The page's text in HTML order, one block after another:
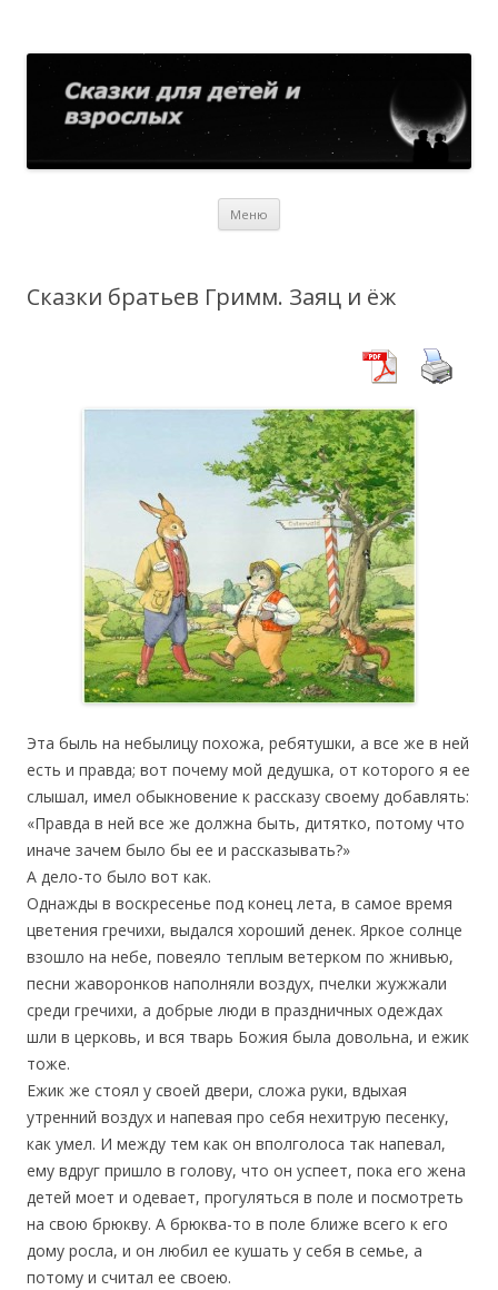
Меню
Сказки братьев Гримм. Заяц и ёж
Эта быль на небылицу похожа, ребятушки, а все же в ней
есть и правда; вот почему мой дедушка, от которого я ее
слышал, имел обыкновение к рассказу своему добавлять:
«Правда в ней все же должна быть, дитятко, потому что
иначе зачем было бы ее и рассказывать?»
А дело-то было вот как.
Однажды в воскресенье под конец лета, в самое время
цветения гречихи, выдался хороший денек. Яркое солнце
взошло на небе, повеяло теплым ветерком по жнивью,
песни жаворонков наполняли воздух, пчелки жужжали
среди гречихи, а добрые люди в праздничных одеждах
шли в церковь, и вся тварь Божия была довольна, и ежик
тоже.
Ежик же стоял у своей двери, сложа руки, вдыхая
утренний воздух и напевая про себя нехитрую песенку,
как умел. И между тем как он вполголоса так напевал,
ему вдруг пришло в голову, что он успеет, пока его жена
детей моет и одевает, прогуляться в поле и посмотреть
на свою брюкву. А брюква-то в поле ближе всего к его
дому росла, и он любил ее кушать у себя в семье, а
потому и считал ее своею.